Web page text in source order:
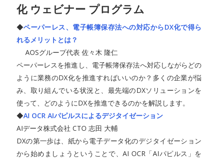
化 ウェビナー プログラム
◆ペーパーレス、電子帳簿保存法への対応からDX化で得ら
れるメリットとは？
AOSグループ代表 佐々木 隆仁
ペーパーレスを推進し、電子帳簿保存法へ対応しながらどの
ように業務のDX化を推進すればいいのか？多くの企業が悩
み、取り組んでいる状況と、最先端のDXソリューションを
使って、どのようにDXを推進できるのかを解説します。
◆AI OCR AIパピルスによるデジタイゼーション
AIデータ株式会社 CTO 志田 大輔
DXの第一歩は、紙から電子データ化のデジタイゼーション
から始めましょうということで、AI OCR「AIパピルス」を